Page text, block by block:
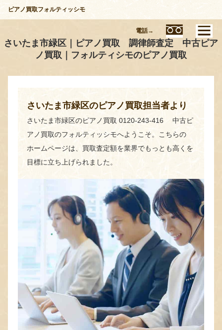
ピアノ買取フォルティッシモ
さいたま市緑区｜ピアノ買取 調律師査定 中古ピア
ノ買取｜フォルティシモのピアノ買取
さいたま市緑区のピアノ買取担当者より
さいたま市緑区のピアノ買取 0120-243-416 中古ピ
アノ買取のフォルティッシモへようこそ。こちらの
ホームページは、買取査定額を業界でもっとも高くを
目標に立ち上げられました。
電話→